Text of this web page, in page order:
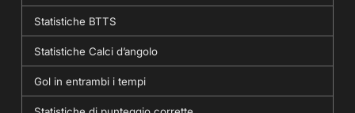
Statistiche BTTS
Statistiche Calci d’angolo
Gol in entrambi i tempi